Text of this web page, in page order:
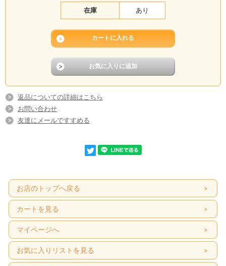
在庫 あり
返品についての詳細はこちら
お問い合わせ
友達にメールですすめる
お店のトップへ戻る
カートを見る
マイページへ
お気に入りリストを見る